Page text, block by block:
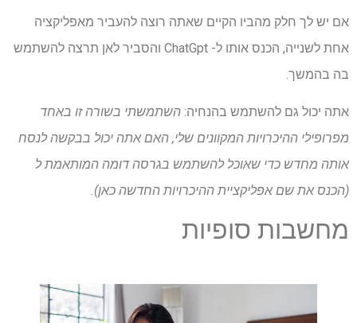
אם יש לך חלק מהביו הקיים שאתה רוצה להעביר מאפליקציה
אחת לשנייה, הכנס אותו ל- ChatGpt והסביר לאן תרצה להשתמש
בה בהמשך.
אתה יכול גם להשתמש בהנחיה: השתמשתי בשורה זו באחד
מפרופילי ההיכרויות המקוונים שלי, האם אתה יכול בבקשה לנסח
אותה מחדש כדי שאוכל להשתמש בגרסה דומה המותאמת ל
(הכנס את שם אפליקציית ההיכרויות החדשה כאן).
מחשבות סופיות